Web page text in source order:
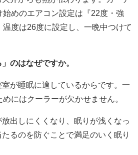
めのエアコン設定は『22度・強
度は26度に設定し、一晩中つけて
のはなぜですか。
が睡眠に適しているからです。一
にはクーラーが欠かせません。
出しにくくなり、眠りが浅くなっ
るのを防ぐことで満足のいく眠り